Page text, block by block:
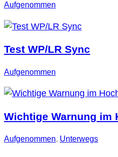
Aufgenommen
Test WP/LR Sync
Aufgenommen
Wichtige Warnung im
Aufgenommen, Unterwegs